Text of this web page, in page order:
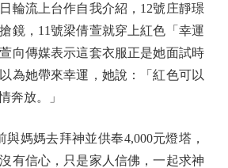
流上台作自我介紹，12號庄靜璟
鏡，11號梁倩萱就穿上紅色「幸運
向傳媒表示這套衣服正是她面試時
為她帶來幸運，她說：「紅色可以
奔放。」
媽媽去拜神並供奉4,000元燈塔，
有信心，只是家人信佛，一起求神